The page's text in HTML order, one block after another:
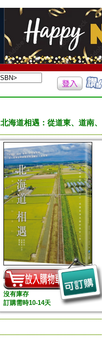
北海道相遇：從道東、道南
沒有庫存
訂購需時10-14天